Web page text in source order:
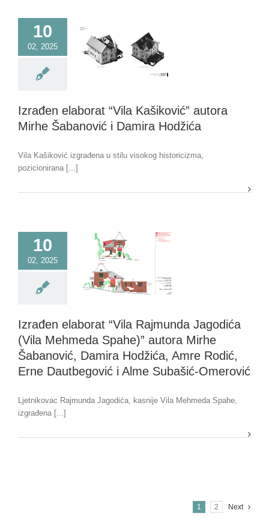
10
02, 2025
Izrađen elaborat “Vila Kašiković” autora
Mirhe Šabanović i Damira Hodžića
Vila Kašiković izgrađena u stilu visokog historicizma,
pozicionirana [...]
10
02, 2025
Izrađen elaborat “Vila Rajmunda Jagodića
(Vila Mehmeda Spahe)” autora Mirhe
Šabanović, Damira Hodžića, Amre Rodić,
Erne Dautbegović i Alme Subašić-Omerović
Ljetnikovac Rajmunda Jagodića, kasnije Vila Mehmeda Spahe,
izgrađena [...]
1 2 Next